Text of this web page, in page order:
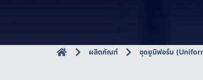
ผลิตภัณฑ์ ชุดยูนิฟอร์ม